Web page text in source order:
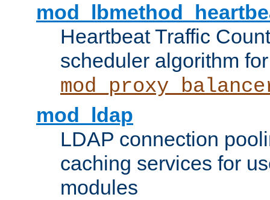
Heartbeat Traffic
scheduler algorithm for
mod_ldap
LDAP connection
caching services for
modules